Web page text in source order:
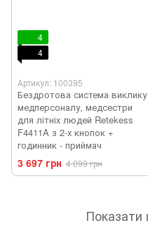
4
4
Артикул: 100395
Бездротова система виклику
медперсоналу, медсестри
для літніх людей Retekess
F4411A з 2-х кнопок +
годинник - приймач
3 697 грн 4 099 грн
Показати